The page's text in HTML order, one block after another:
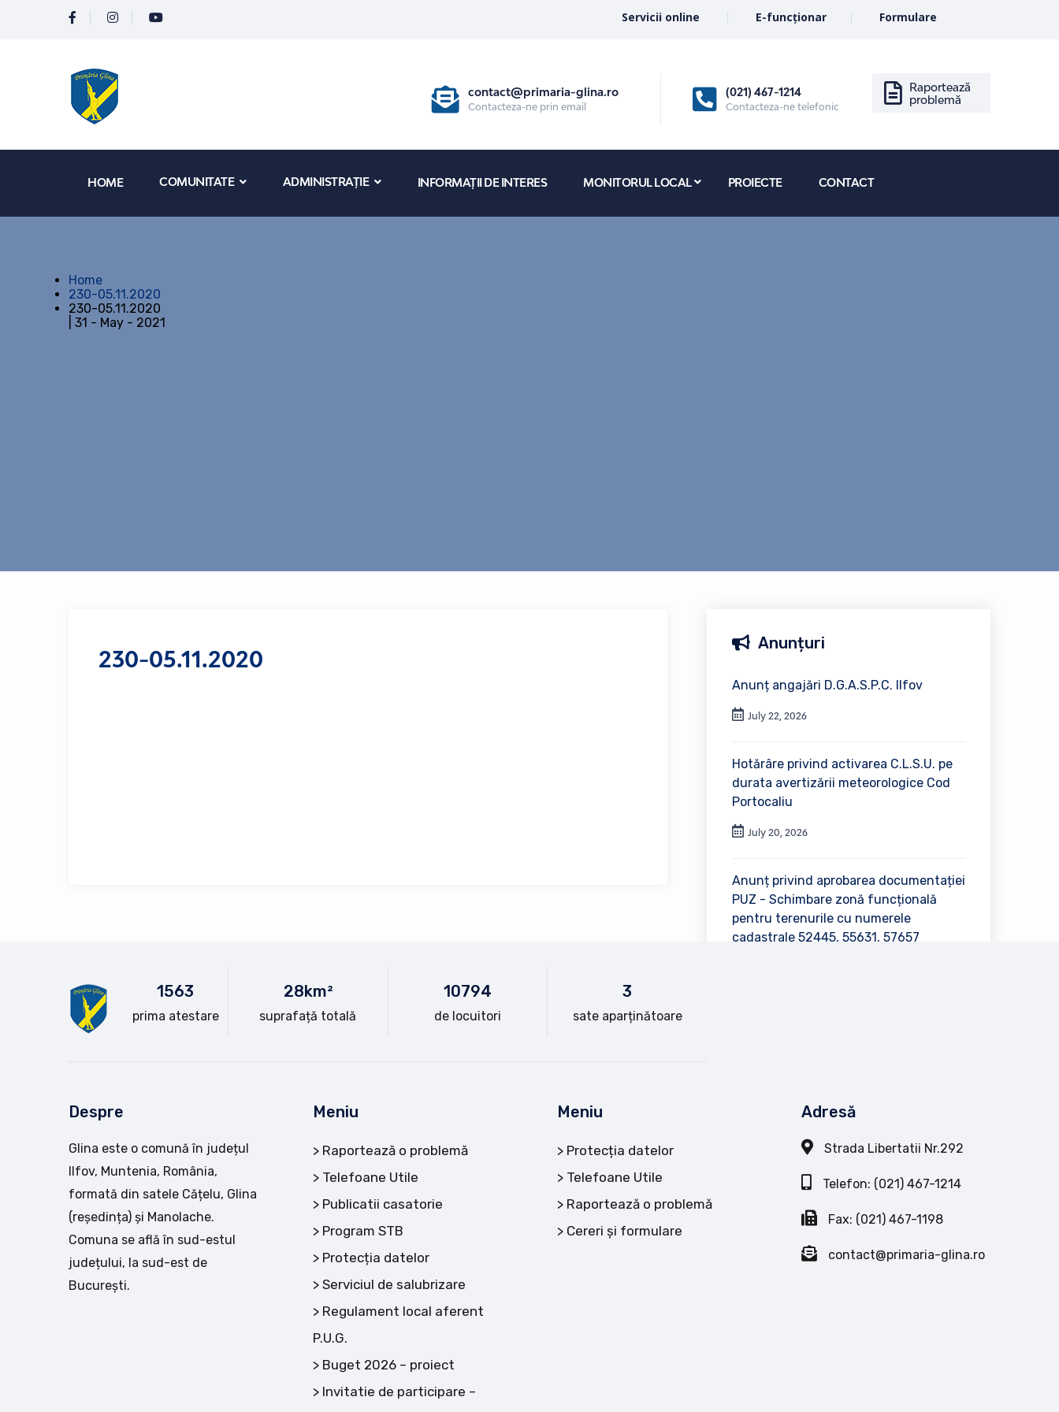
Servicii online E-funcționar Formulare
contact@primaria-glina.ro
Contacteza-ne prin email
(021) 467-1214
Contacteza-ne telefonic
Raportează
problemă
HOME COMUNITATE ADMINISTRAȚIE INFORMAȚII DE INTERES MONITORUL LOCAL PROIECTE CONTACT
Home
230-05.11.2020
230-05.11.2020
| 31 - May - 2021
230-05.11.2020
Anunțuri
Anunț angajări D.G.A.S.P.C. Ilfov
July 22, 2026
Hotărâre privind activarea C.L.S.U. pe
durata avertizării meteorologice Cod
Portocaliu
July 20, 2026
Anunț privind aprobarea documentației
PUZ - Schimbare zonă funcțională
pentru terenurile cu numerele
cadastrale 52445, 55631, 57657
1563
prima atestare
28km²
suprafață totală
10794
de locuitori
3
sate aparținătoare
Despre
Glina este o comună în județul
Ilfov, Muntenia, România,
formată din satele Cățelu, Glina
(reședința) și Manolache.
Comuna se află în sud-estul
județului, la sud-est de
București.
Meniu
Raportează o problemă
Telefoane Utile
Publicatii casatorie
Program STB
Protecția datelor
Serviciul de salubrizare
Regulament local aferent
P.U.G.
Buget 2026 – proiect
Invitatie de participare –
Meniu
Protecția datelor
Telefoane Utile
Raportează o problemă
Cereri și formulare
Adresă
Strada Libertatii Nr.292
Telefon: (021) 467-1214
Fax: (021) 467-1198
contact@primaria-glina.ro